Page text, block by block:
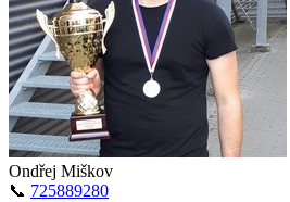
Ondřej Miškov
📞 725889280